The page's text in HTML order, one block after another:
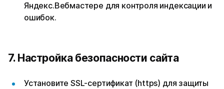
Яндекс.Вебмастере для контроля индексации и
ошибок.
7. Настройка безопасности сайта
Установите SSL-сертификат (https) для защиты